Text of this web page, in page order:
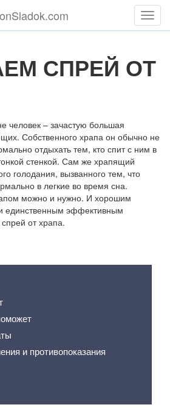
Меню
СПРЕЙ ОТ
человек – зачастую большая
Собственного храпа он обычно не
отдыхать тем, кто спит с ним в
стенкой. Сам же храпящий
голодания, вызванного тем, что
в легкие во время сна.
можно и нужно. И хорошим
единственным эффективным
от храпа.
и противопоказания